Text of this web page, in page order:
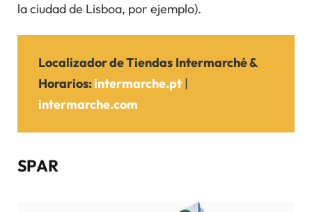
la ciudad de Lisboa, por ejemplo).
Localizador de Tiendas Intermarché&
Horarios:intermarche.pt |
intermarche.com
SPAR